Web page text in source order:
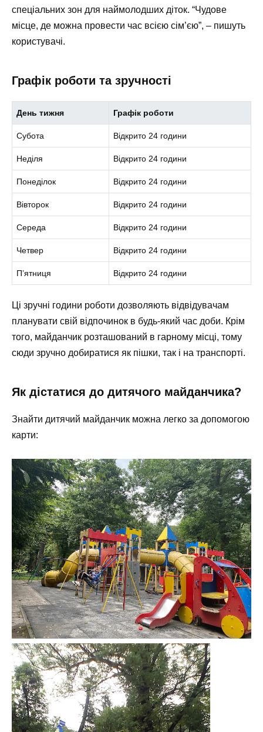
спеціальних зон для наймолодших діток. “Чудове
місце, де можна провести час всією сім’єю”, – пишуть
користувачі.
Графік роботи та зручності
День тижня Графік роботи
Субота Відкрито 24 години
Неділя Відкрито 24 години
Понеділок Відкрито 24 години
Вівторок Відкрито 24 години
Середа Відкрито 24 години
Четвер Відкрито 24 години
П’ятниця Відкрито 24 години
Ці зручні години роботи дозволяють відвідувачам
планувати свій відпочинок в будь-який час доби. Крім
того, майданчик розташований в гарному місці, тому
сюди зручно добиратися як пішки, так і на транспорті.
Як дістатися до дитячого майданчика?
Знайти дитячий майданчик можна легко за допомогою
карти: